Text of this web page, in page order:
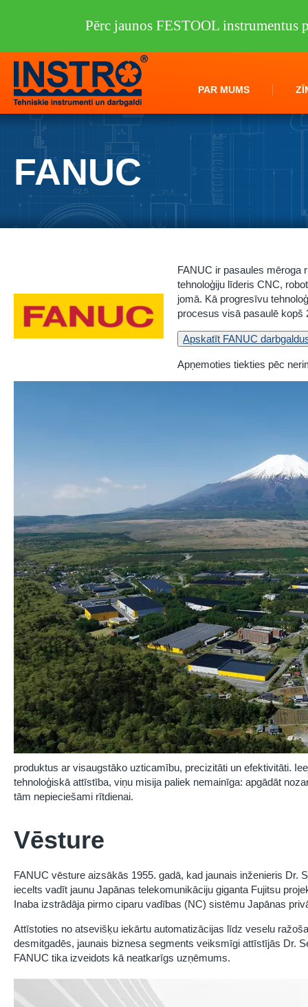
PAR MUMS
FANUC
FANUC ir pasaules mēroga
tehnoloģiju līderis CNC,
jomā. Kā progresīvu
procesus visā pasaulē kopš
Apskatīt FANUC
Apņemoties tiekties pēc
produktus ar visaugstāko uzticamību, precizitāti un efektivitāti.
tehnoloģiskā attīstība, viņu misija paliek nemainīga: apgādāt
tām nepieciešami rītdienai.
Vēsture
FANUC vēsture aizsākās 1955. gadā, kad jaunais inženieris Dr.
iecelts vadīt jaunu Japānas telekomunikāciju giganta Fujitsu
Inaba izstrādāja pirmo ciparu vadības (NC) sistēmu Japānas
Attīstoties no atsevišķu iekārtu automatizācijas līdz veselu
desmitgadēs, jaunais biznesa segments veiksmīgi attīstījās Dr.
FANUC tika izveidots kā neatkarīgs uzņēmums.
Pērc jaunos FESTOOL instrumentus